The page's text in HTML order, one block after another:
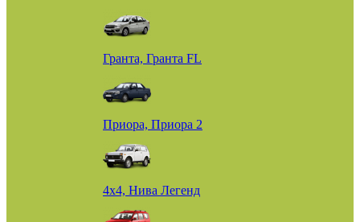
Гранта, Гранта FL
Приора, Приора 2
4х4, Нива Легенд